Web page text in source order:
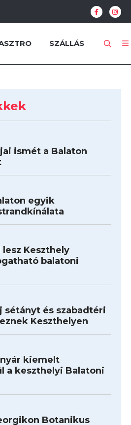
SZÁLLÁS
ismét a Balaton
egyik
Keszthely
balatoni
sétányt és szabadtéri
Keszthelyen
kiemelt
a keszthelyi Balatoni
Botanikus